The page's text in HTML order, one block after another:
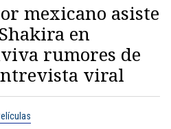
mexicano asiste
en
rumores de
viral